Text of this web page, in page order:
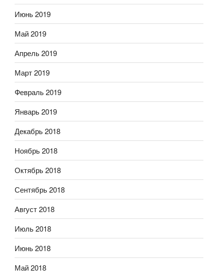
Июнь 2019
Май 2019
Апрель 2019
Март 2019
Февраль 2019
Январь 2019
Декабрь 2018
Ноябрь 2018
Октябрь 2018
Сентябрь 2018
Август 2018
Июль 2018
Июнь 2018
Май 2018